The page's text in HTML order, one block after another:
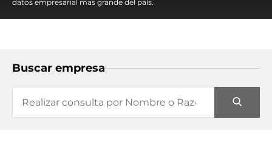
datos empresarial mas grande del país.
Buscar empresa